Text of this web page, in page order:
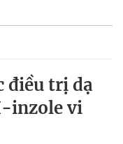
điều trị dạ
inzole vi